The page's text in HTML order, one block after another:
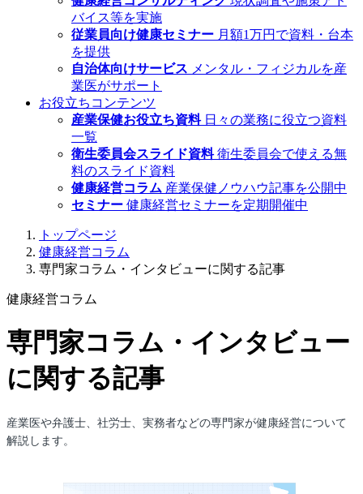
バイス等を実施
従業員向け健康セミナー 月額1万円で資料・台本
を提供
自治体向けサービス メンタル・フィジカルを産
業医がサポート
お役立ちコンテンツ
産業保健お役立ち資料日々の業務に役立つ資料
一覧
衛生委員会スライド資料衛生委員会で使える無
料のスライド資料
健康経営コラム 産業保健ノウハウ記事を公開中
セミナー 健康経営セミナーを定期開催中
トップページ
健康経営コラム
専門家コラム・インタビューに関する記事
健康経営コラム
専門家コラム・インタビュー
に関する記事
産業医や弁護士、社労士、実務者などの専門家が健康経営について
解説します。